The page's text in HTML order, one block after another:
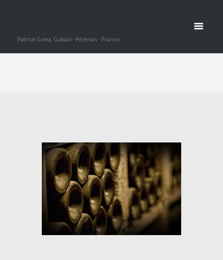
WEINE IGP
HOME
Patrick Goma, Gabian - Pézenas - France